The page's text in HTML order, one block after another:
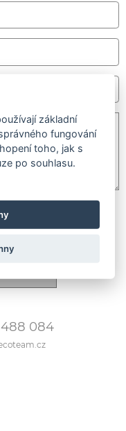
podle GDPR
488 084
základní
fungování
toho, jak s
po souhlasu.